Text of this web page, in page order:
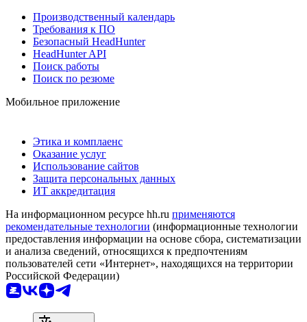
Производственный календарь
Требования к ПО
Безопасный HeadHunter
HeadHunter API
Поиск работы
Поиск по резюме
Мобильное приложение
Этика и комплаенс
Оказание услуг
Использование сайтов
Защита персональных данных
ИТ аккредитация
На информационном ресурсе hh.ru применяются
рекомендательные технологии (информационные технологии
предоставления информации на основе сбора, систематизации
и анализа сведений, относящихся к предпочтениям
пользователей сети «Интернет», находящихся на территории
Российской Федерации)